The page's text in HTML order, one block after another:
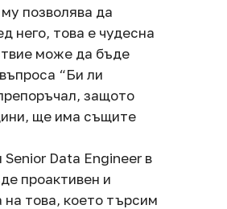
позволява да
него, това е чудесна
може да бъде
“Би ли
защото
ще има същите
Data Engineer в
проактивен и
това, което търсим